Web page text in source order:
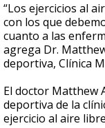
“Los ejercicios al
con los que
cuanto a las
agrega Dr.
deportiva, Clínica
El doctor Matthew
deportiva de la
ejercicio al aire